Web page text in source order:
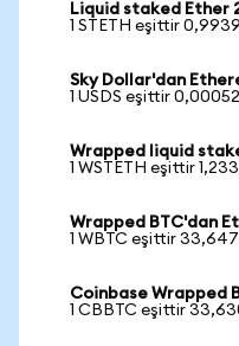
Liquid staked Ether
1 STETH eşittir
Sky Dollar'dan
1 USDS eşittir
Wrapped liquid
1 WSTETH eşittir
Wrapped BTC'dan
1 WBTC eşittir
Coinbase Wrapped
1 CBBTC eşittir